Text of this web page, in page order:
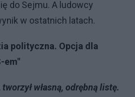
do Sejmu. A ludowcy
w ostatnich latach.
polityczna. Opcja dla
em"
własną, odrębną listę.